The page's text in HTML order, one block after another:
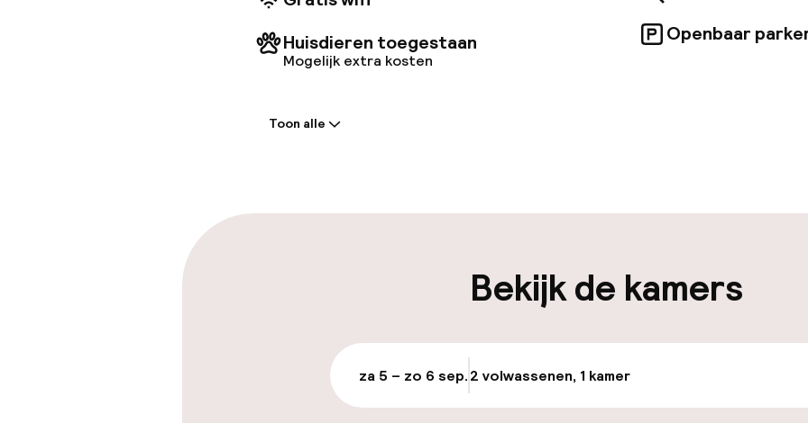
Huisdieren toegestaan
Mogelijk extra kosten
Openbaar
Fietsverhuur
Fietsen
Toon alle
Bekijk de kamers
za 5 – zo 6 sep.2 volwassenen, 1 kamer